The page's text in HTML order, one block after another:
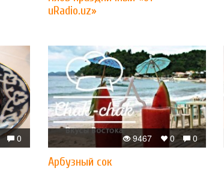
uRadio.uz»
0 0
0
9467
Арбузный сок